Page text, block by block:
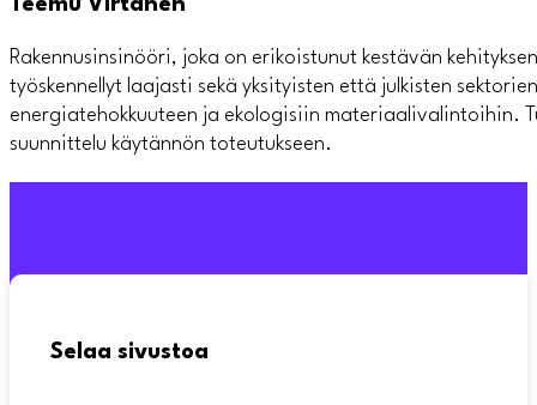
Teemu Virtanen
Rakennusinsinööri, joka on erikoistunut kestävän
työskennellyt laajasti sekä yksityisten että julkisten
energiatehokkuuteen ja ekologisiin materiaalivalintoihin.
suunnittelu käytännön toteutukseen.
Selaa sivustoa